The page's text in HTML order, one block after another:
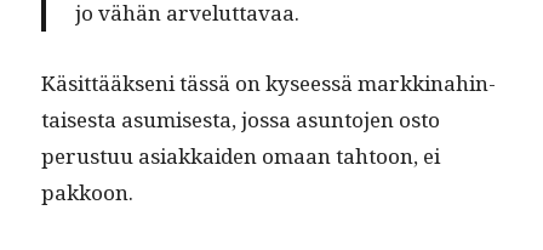
jo vähän arveluttavaa.
Käsit­tääk­seni tässä on kyseessä markki­nahin­
tais­es­ta asumis­es­ta, jos­sa asun­to­jen osto
perus­tuu asi­akkaiden omaan tah­toon, ei
pakkoon.